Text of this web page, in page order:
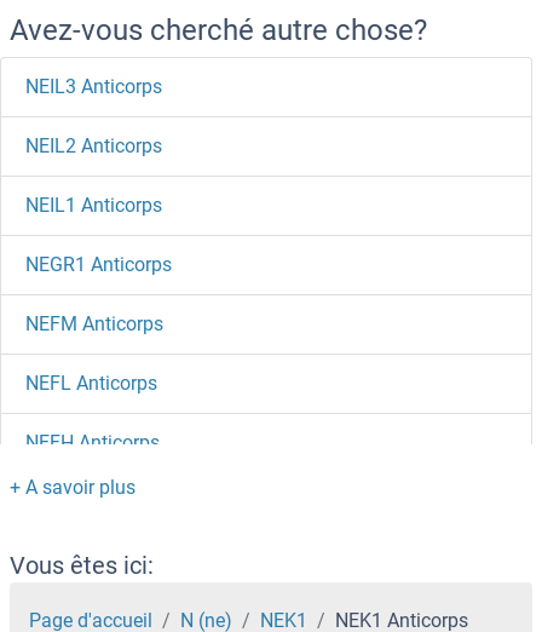
Avez-vous cherché autre chose?
NEIL3 Anticorps
NEIL2 Anticorps
NEIL1 Anticorps
NEGR1 Anticorps
NEFM Anticorps
NEFL Anticorps
NEFH Anticorps
NEDD9 Anticorps
NEDD8 Anticorps
NEDD4-2 Anticorps
Vous êtes ici:
Page d'accueil N (ne) NEK1 NEK1 Anticorps